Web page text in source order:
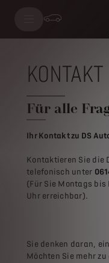
KONTAKT
Für alle
Ihr Kontakt zu DS
Kontaktieren Sie die
telefonisch unter
(Für Sie Montags bis
Uhr erreichbar).
Sie denken daran,
Möchten Sie mehr